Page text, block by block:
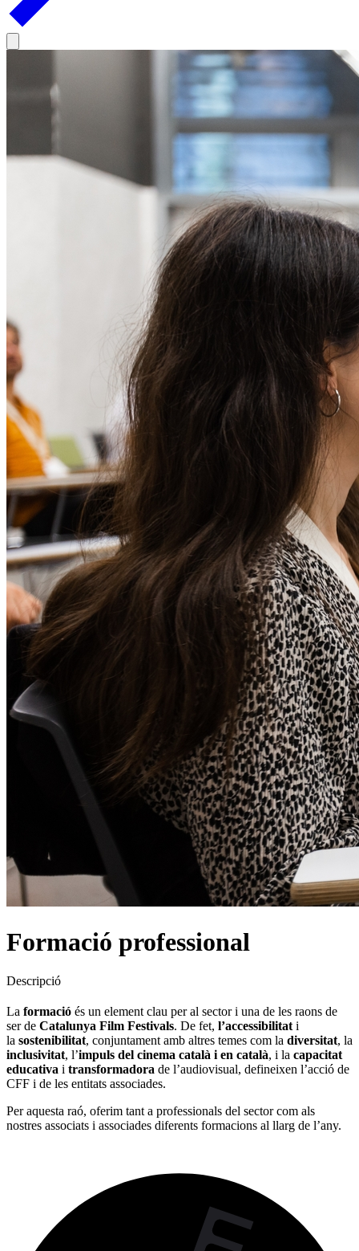
Formació professional
Descripció
La formació és un element clau per al sector i una de les raons de
ser de Catalunya Film Festivals. De fet, l’accessibilitat i
la sostenibilitat, conjuntament amb altres temes com la diversitat, la
inclusivitat, l’impuls del cinema català i en català, i la capacitat
educativa i transformadora de l’audiovisual, defineixen l’acció de
CFF i de les entitats associades.
Per aquesta raó, oferim tant a professionals del sector com als
nostres associats i associades diferents formacions al llarg de l’any.